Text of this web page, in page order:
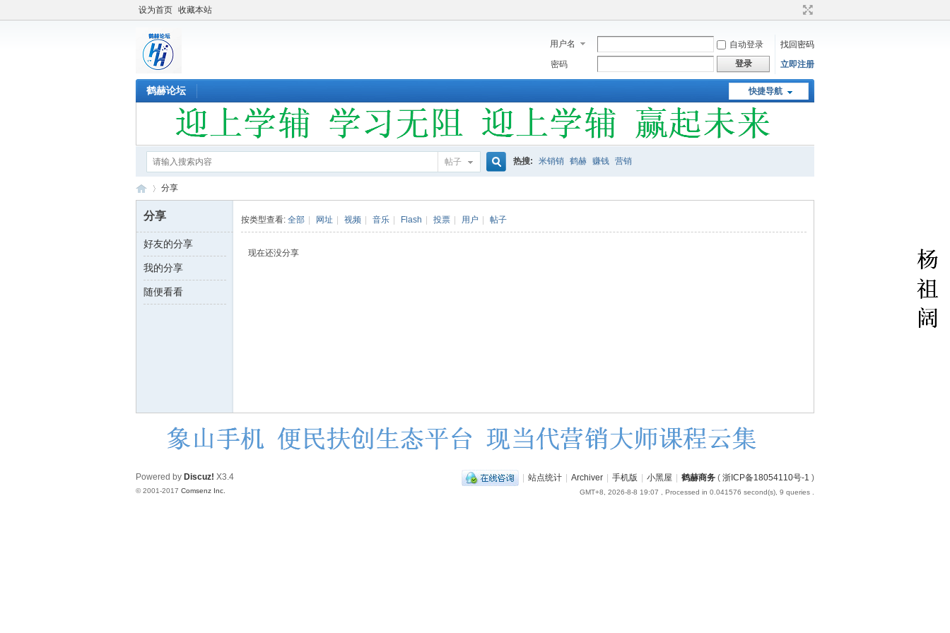
设为首页 收藏本站
用户名 自动登录
找回密码
密码
登录 立即注册
快捷导航
鹤赫论坛
帖子 热搜: 米销销 鹤赫 赚钱 营销
鹤 ›
分享
分享
好友的分享
我的分享
随便看看
按类型查看: 全部 网址 视频 音乐 Flash 投票 用户 帖子
现在还没分享
| 站点统计 | Archiver | 手机版 | 小黑屋 | 鹤赫商务 ( 浙ICP备18054110号-1 )
GMT+8, 2026-8-8 19:07 , Processed in 0.041576 second(s), 9 queries .
Powered by Discuz! X3.4
© 2001-2017 Comsenz Inc.